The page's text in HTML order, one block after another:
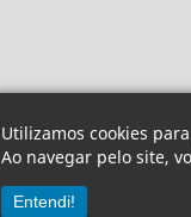
Utilizamos cookies
Ao navegar pelo site,
Entendi!